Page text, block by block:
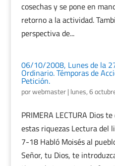
cosechas y se pone en
retorno a la actividad.
perspectiva de...
06/10/2008, Lunes de la
Ordinario. Témporas de
Petición.
porwebmaster| lunes, 6
PRIMERA LECTURA Dios
estas riquezas Lectura del
7-18 Habló Moisés al
Señor, tu Dios, te